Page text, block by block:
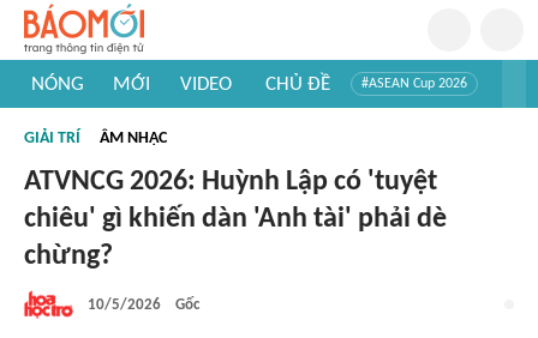
NÓNG MỚI VIDEO CHỦ ĐỀ #ASEAN Cup 2026
#Khám phá thế giới
GIẢI TRÍ ÂM NHẠC
ATVNCG 2026: Huỳnh Lập có 'tuyệt
chiêu' gì khiến dàn 'Anh tài' phải dè
chừng?
10/5/2026 Gốc